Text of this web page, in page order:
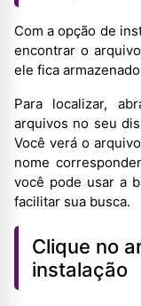
Com a opção de
encontrar o
ele fica
Para localizar,
arquivos no seu
Você verá o
nome
você pode usar a
facilitar sua busca.
Clique no
instalação